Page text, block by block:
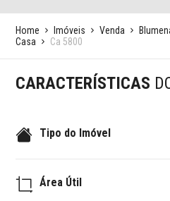
Home Imóveis Venda
Casa
Ca 5800
CARACTERÍSTICAS
Tipo do Imóvel
Área Útil